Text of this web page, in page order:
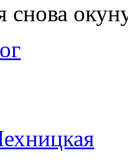
снова